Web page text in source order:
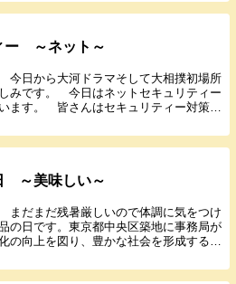
ー ～ネット～
日から大河ドラマそして大相撲初場所
みです。 今日はネットセキュリティー
ます。 皆さんはセキュリティー対策は
～美味しい～
だまだ残暑厳しいので体調に気をつけ
日です。東京都中央区築地に事務局が
の向上を図り、豊かな社会を形成する一